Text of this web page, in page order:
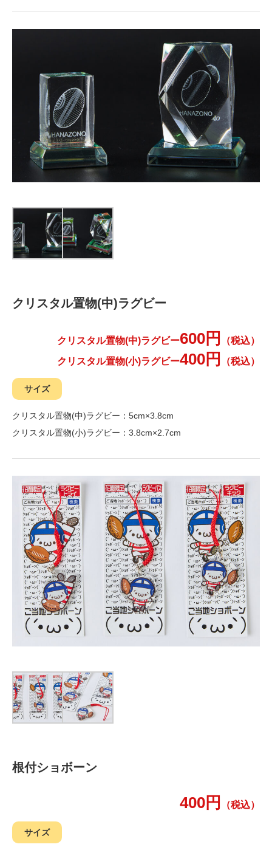
クリスタル置物(中)ラグビー
クリスタル置物(中)ラグビー600円
（税込）
クリスタル置物(小)ラグビー400円 （税込）
サイズ
クリスタル置物(中)ラグビー：5cm×3.8cm
クリスタル置物(小)ラグビー：3.8cm×2.7cm
根付ショボーン
400円 （税込）
サイズ